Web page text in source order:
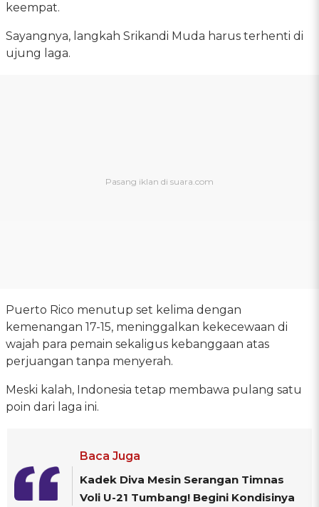
keempat.
Sayangnya, langkah Srikandi Muda harus terhenti di
ujung laga.
Puerto Rico menutup set kelima dengan
kemenangan 17-15, meninggalkan kekecewaan di
wajah para pemain sekaligus kebanggaan atas
perjuangan tanpa menyerah.
Meski kalah, Indonesia tetap membawa pulang satu
poin dari laga ini.
Baca Juga
Kadek Diva Mesin Serangan Timnas
Voli U-21 Tumbang! Begini Kondisinya